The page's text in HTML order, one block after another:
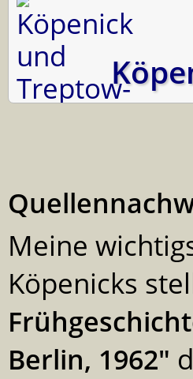
Meine
Köpenicks
Berlin, 1962"